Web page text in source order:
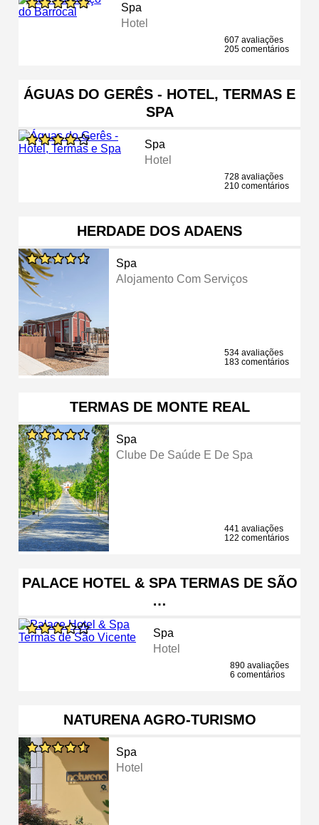
Spa
Hotel
607 avaliações
205 comentários
ÁGUAS DO GERÊS - HOTEL, TERMAS E
SPA
Spa
Hotel
728 avaliações
210 comentários
HERDADE DOS ADAENS
Spa
Alojamento Com Serviços
534 avaliações
183 comentários
TERMAS DE MONTE REAL
Spa
Clube De Saúde E De Spa
441 avaliações
122 comentários
PALACE HOTEL & SPA TERMAS DE SÃO
…
Spa
Hotel
890 avaliações
6 comentários
NATURENA AGRO-TURISMO
Spa
Hotel